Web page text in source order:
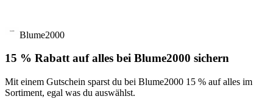
Blume2000
15 % Rabatt auf alles bei Blume2000 sichern
Mit einem Gutschein sparst du bei Blume2000 15 % auf alles im
Sortiment, egal was du auswählst.